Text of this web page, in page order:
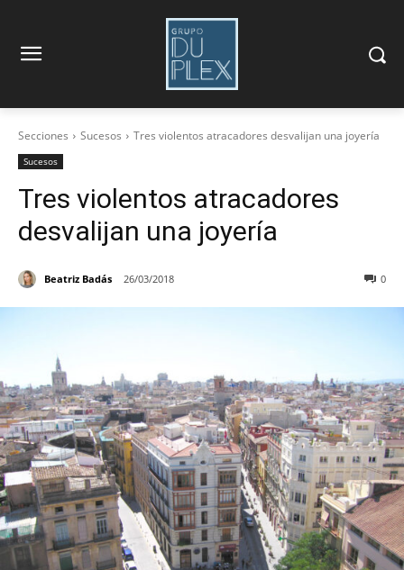
Secciones Sucesos Tres violentos atracadores desvalijan una joyería
Sucesos
Tres violentos atracadores
desvalijan una joyería
Beatriz Badás 26/03/2018 0